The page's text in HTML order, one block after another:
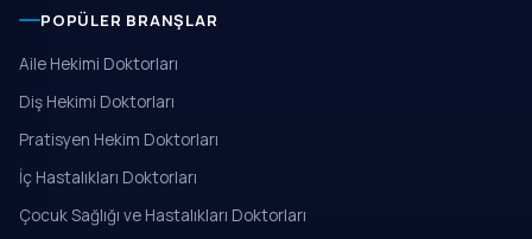
POPÜLER BRANŞLAR
Aile Hekimi Doktorları
Diş Hekimi Doktorları
Pratisyen Hekim Doktorları
İç Hastalıkları Doktorları
Çocuk Sağlığı ve Hastalıkları Doktorları